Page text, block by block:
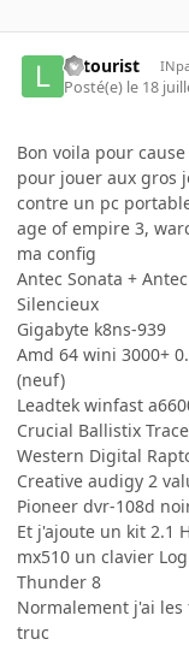
le tourist
Posté(e) le 18
Bon voila pour
pour jouer aux gros
contre un pc
age of empire 3,
ma config
Antec Sonata +
Silencieux
Gigabyte k8ns-939
Amd 64 wini 3000+
(neuf)
Leadtek winfast
Crucial Ballistix
Western Digital
Creative audigy 2
Pioneer dvr-108d
Et j'ajoute un kit 2.1
mx510 un clavier
Thunder 8
Normalement j'ai
truc